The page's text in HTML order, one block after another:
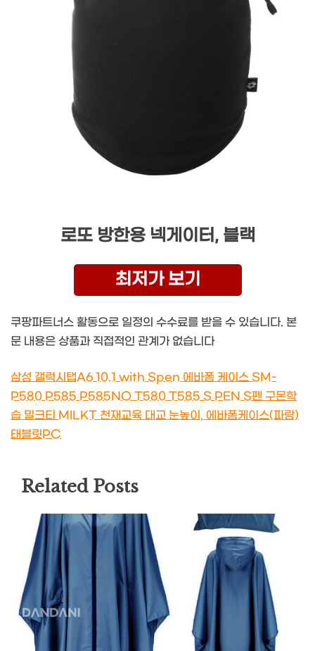
로또 방한용 넥게이터, 블랙
최저가 보기
쿠팡파트너스 활동으로 일정의 수수료를 받을 수 있습니다. 본
문 내용은 상품과 직접적인 관계가 없습니다
삼성 갤럭시탭A6 10.1 with Spen 에바폼 케이스 SM-
P580 P585 P585NO T580 T585 S PEN S펜 구몬학
습 밀크티 MILKT 천재교육 대교 눈높이, 에바폼케이스(파랑)
태블릿PC
Related Posts